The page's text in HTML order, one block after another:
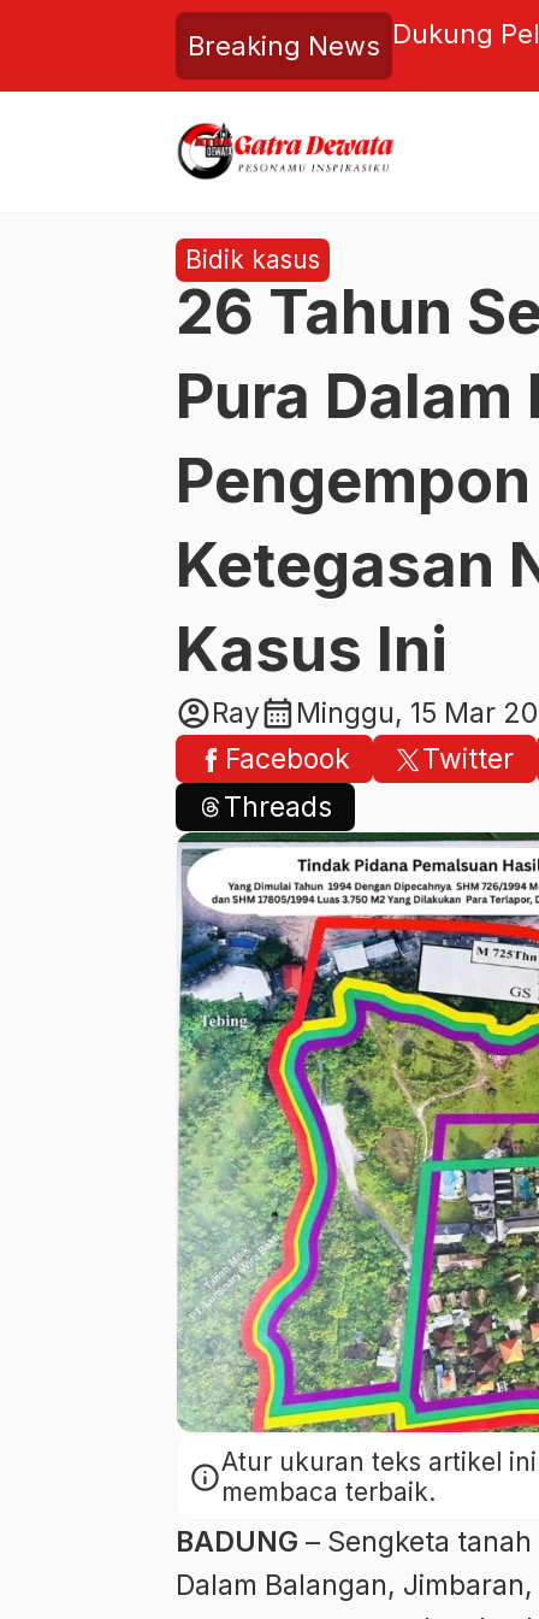
Breaking News
Bahasa Bali, BTID
Bulan Bahasa Bali VIII di
Disiplin
Bidik kasus
26 Tahun
Pura Dalam
Ketegasan
Kasus Ini
account_circleRaycalendar_monthMinggu, 15 Mar
Facebook
Twitter
Threads
infoAtur ukuran teks artikel
membaca terbaik.
BADUNG – Sengketa
Dalam Balangan,